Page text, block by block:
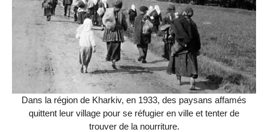
Dans la région de Kharkiv, en 1933, des paysans affamés
quittent leur village pour se réfugier en ville et tenter de
trouver de la nourriture.